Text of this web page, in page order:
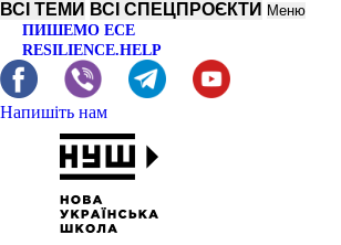
ВСІ ТЕМИ ВСІ СПЕЦПРОЄКТИ Меню
ПИШЕМО ЕСЕ
RESILIENCE.HELP
Напишіть нам